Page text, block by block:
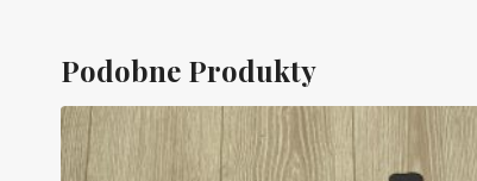
Podobne Produkty